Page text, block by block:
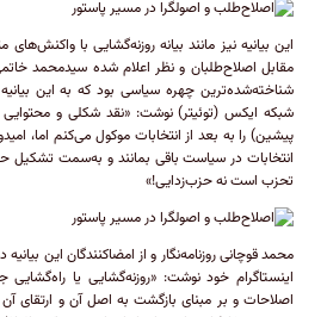
این بیانیه نیز مانند بیانه روزنه‌گشایی با
مقابل اصلاح‌طلبان و نظر اعلام شده سیدمحمد
شناخته‌شده‌ترین چهره سیاسی بود که به این
شبکه ایکس (توئیتر) نوشت: «نقد شکلی و محتوایی
پیشین) را به بعد از انتخابات موکول می‌کنم اما،
انتخابات در سیاست باقی بمانند و به‌سمت تشکیل
تحزب است نه حزب‌زدایی!»
محمد قوچانی روزنامه‌نگار و از امضاکنندگان این
اینستاگرام خود نوشت: «روزنه‌گشایی یا
اصلاحات و بر مبنای بازگشت به اصل آن و ارتقای